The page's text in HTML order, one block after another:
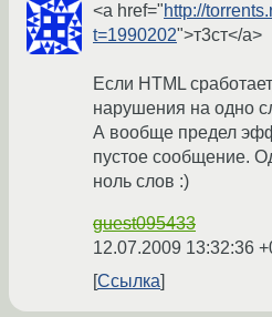
<a href="http://
t=1990202">т3ст</a>
Если HTML
нарушения на одно
А вообще предел
пустое сообщение.
ноль слов :)
guest095433
12.07.2009 13:32:36
Ссылка